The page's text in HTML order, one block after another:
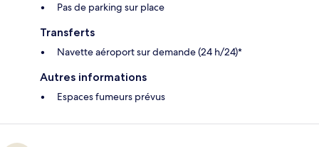
Pas de parking sur place
Transferts
Navette aéroport sur demande (24 h/24)*
Autres informations
Espaces fumeurs prévus